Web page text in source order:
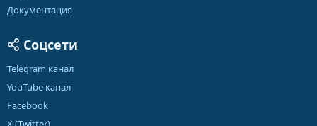
Документация
Соцсети
Telegram канал
YouTube канал
Facebook